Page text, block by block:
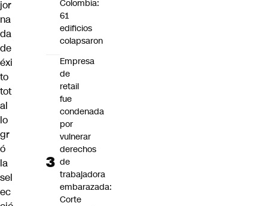
jor
na
da
de
éxi
to
tot
al
lo
gr
ó
la
sel
ec
Colombia:
61
edificios
colapsaron
Empresa
de
retail
fue
condenada
por
vulnerar
derechos
de
trabajadora
embarazada:
Corte